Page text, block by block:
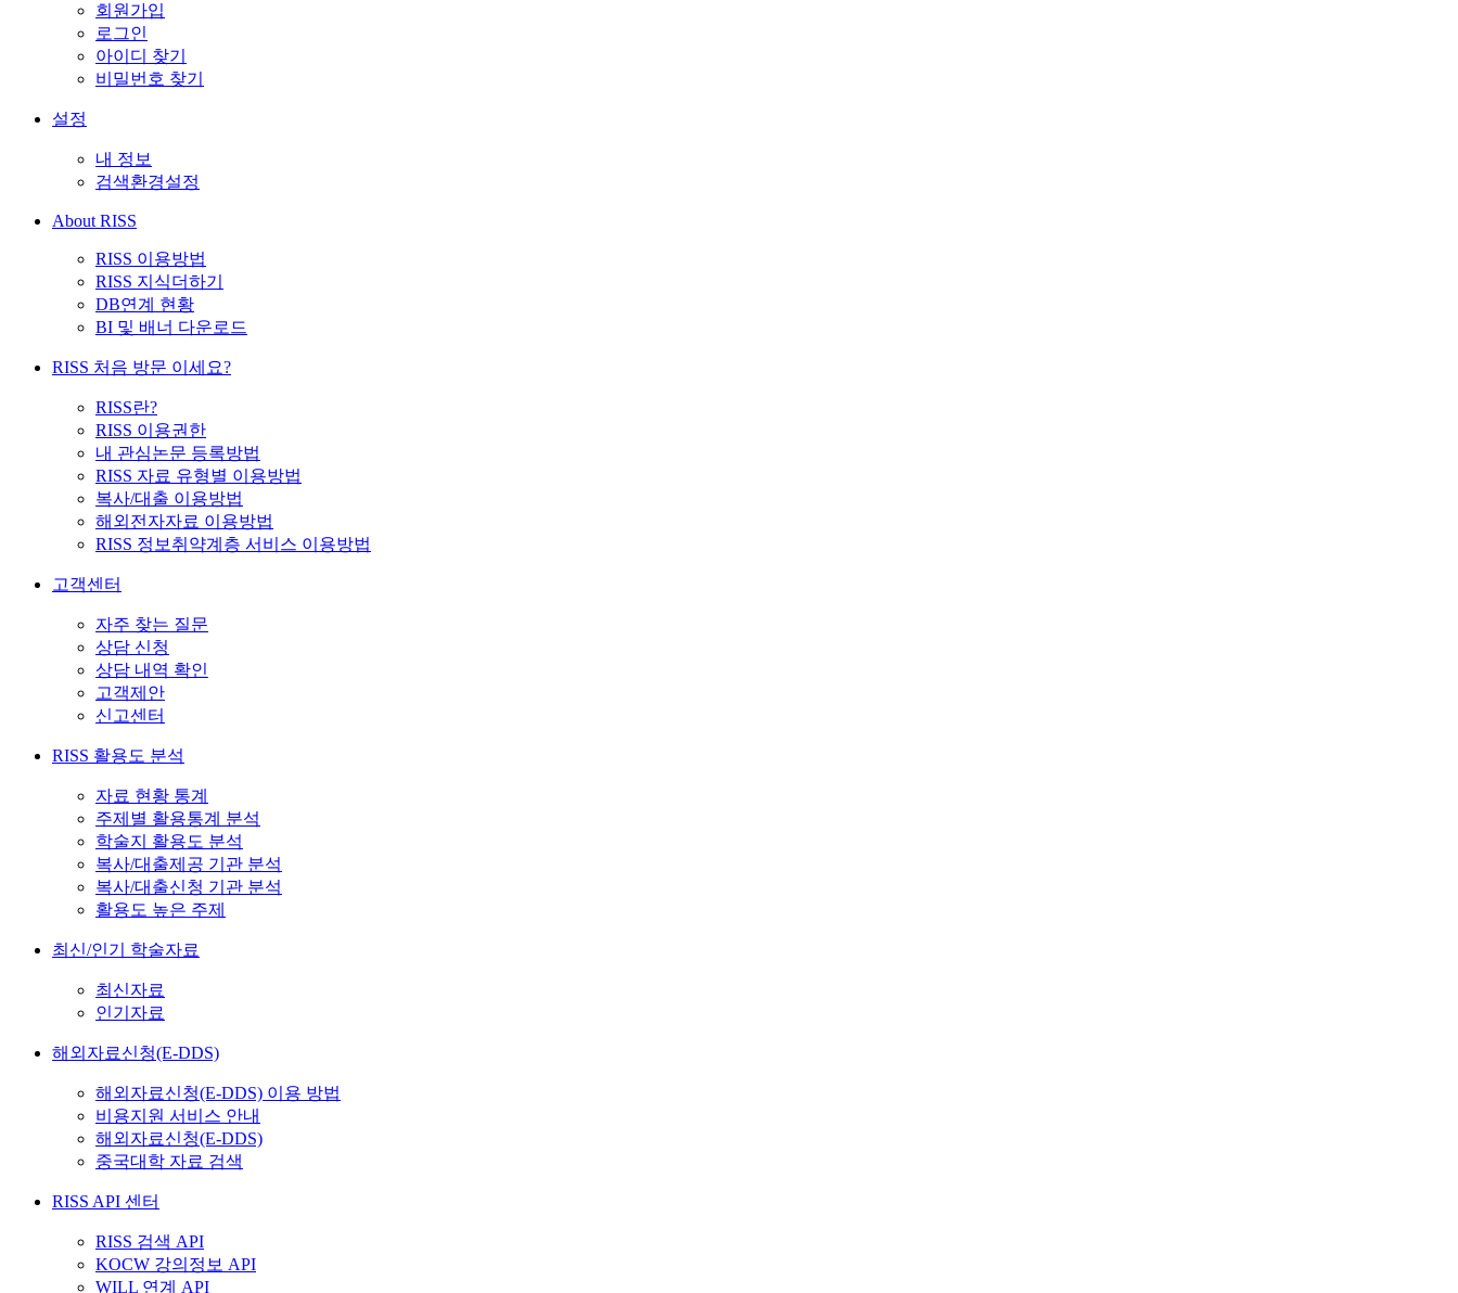
회원가입
로그인
아이디 찾기
비밀번호 찾기
설정
내 정보
검색환경설정
About RISS
RISS 이용방법
RISS 지식더하기
DB연계 현황
BI 및 배너 다운로드
RISS 처음 방문 이세요?
RISS란?
RISS 이용권한
내 관심논문 등록방법
RISS 자료 유형별 이용방법
복사/대출 이용방법
해외전자자료 이용방법
RISS 정보취약계층 서비스 이용방법
고객센터
자주 찾는 질문
상담 신청
상담 내역 확인
고객제안
신고센터
RISS 활용도 분석
자료 현황 통계
주제별 활용통계 분석
학술지 활용도 분석
복사/대출제공 기관 분석
복사/대출신청 기관 분석
활용도 높은 주제
최신/인기 학술자료
최신자료
인기자료
해외자료신청(E-DDS)
해외자료신청(E-DDS) 이용 방법
비용지원 서비스 안내
해외자료신청(E-DDS)
중국대학 자료 검색
RISS API 센터
RISS 검색 API
KOCW 강의정보 API
WILL 연계 API